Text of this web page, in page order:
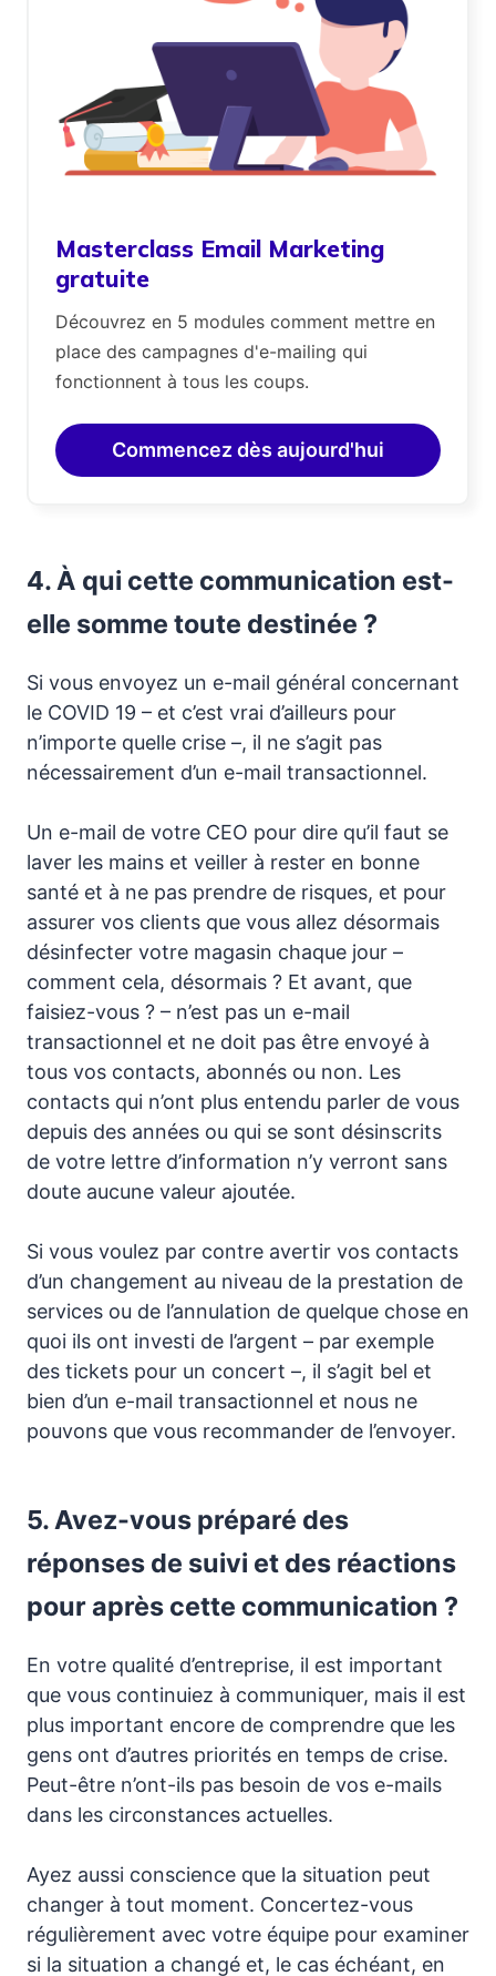
Masterclass Email Marketing
gratuite
Découvrez en 5 modules comment mettre en
place des campagnes d'e-mailing qui
fonctionnent à tous les coups.
Commencez dès aujourd'hui
4. À qui cette communication est-
elle somme toute destinée ?
Si vous envoyez un e-mail général concernant
le COVID 19 – et c’est vrai d’ailleurs pour
n’importe quelle crise –, il ne s’agit pas
nécessairement d’un e-mail transactionnel.
Un e-mail de votre CEO pour dire qu’il faut se
laver les mains et veiller à rester en bonne
santé et à ne pas prendre de risques, et pour
assurer vos clients que vous allez désormais
désinfecter votre magasin chaque jour –
comment cela, désormais ? Et avant, que
faisiez-vous ? – n’est pas un e-mail
transactionnel et ne doit pas être envoyé à
tous vos contacts, abonnés ou non. Les
contacts qui n’ont plus entendu parler de vous
depuis des années ou qui se sont désinscrits
de votre lettre d’information n’y verront sans
doute aucune valeur ajoutée.
Si vous voulez par contre avertir vos contacts
d’un changement au niveau de la prestation de
services ou de l’annulation de quelque chose en
quoi ils ont investi de l’argent – par exemple
des tickets pour un concert –, il s’agit bel et
bien d’un e-mail transactionnel et nous ne
pouvons que vous recommander de l’envoyer.
5. Avez-vous préparé des
réponses de suivi et des réactions
pour après cette communication ?
En votre qualité d’entreprise, il est important
que vous continuiez à communiquer, mais il est
plus important encore de comprendre que les
gens ont d’autres priorités en temps de crise.
Peut-être n’ont-ils pas besoin de vos e-mails
dans les circonstances actuelles.
Ayez aussi conscience que la situation peut
changer à tout moment. Concertez-vous
régulièrement avec votre équipe pour examiner
si la situation a changé et, le cas échéant, en